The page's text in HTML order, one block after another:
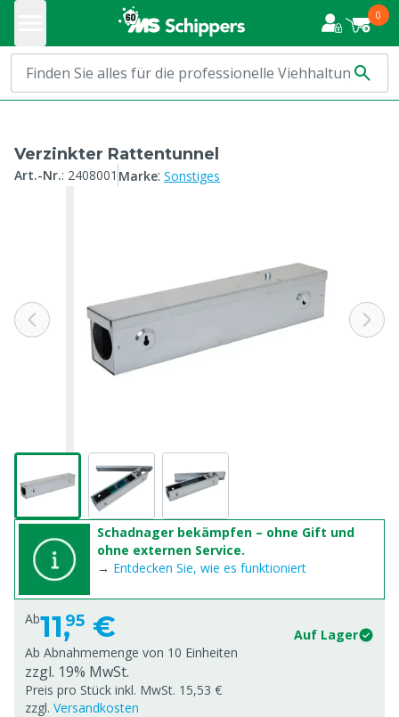
0
Verzinkter Rattentunnel
Art.-Nr.: 2408001 Marke: Sonstiges
Schadnager bekämpfen – ohne Gift und
ohne externen Service.
→ Entdecken Sie, wie es funktioniert
Ab11,95 €
Auf Lager
Ab Abnahmemenge von 10 Einheiten
zzgl. 19% MwSt.
Preis pro Stück inkl. MwSt. 15,53 €
zzgl. Versandkosten